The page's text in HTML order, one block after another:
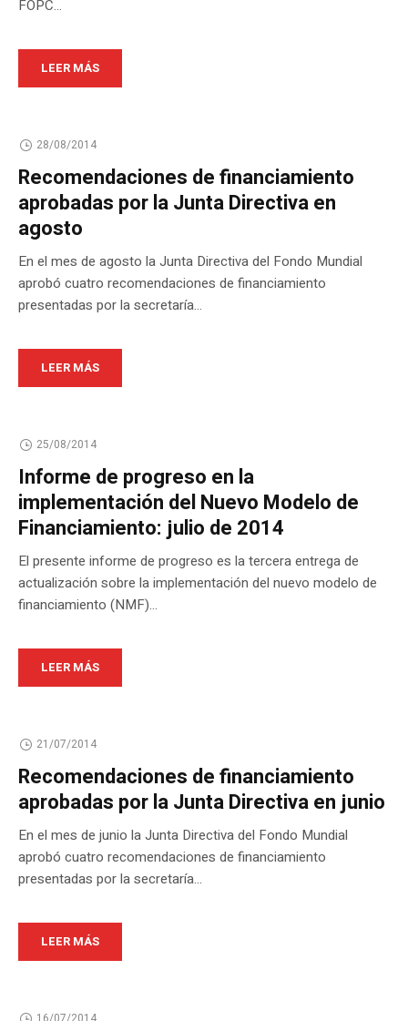
FOPC...
LEER MÁS
28/08/2014
Recomendaciones de financiamiento
aprobadas por la Junta Directiva en
agosto
En el mes de agosto la Junta Directiva del Fondo Mundial
aprobó cuatro recomendaciones de financiamiento
presentadas por la secretaría...
LEER MÁS
25/08/2014
Informe de progreso en la
implementación del Nuevo Modelo de
Financiamiento: julio de 2014
El presente informe de progreso es la tercera entrega de
actualización sobre la implementación del nuevo modelo de
financiamiento (NMF)...
LEER MÁS
21/07/2014
Recomendaciones de financiamiento
aprobadas por la Junta Directiva en junio
En el mes de junio la Junta Directiva del Fondo Mundial
aprobó cuatro recomendaciones de financiamiento
presentadas por la secretaría...
LEER MÁS